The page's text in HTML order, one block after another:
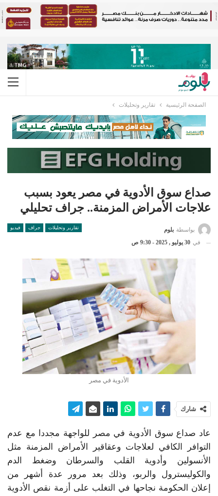
الصفحة الرئيسية تقارير وتحليلات
صداع سوق الأدوية في مصر يعود بسبب
علاجات الأمراض المزمنة.. جراف تحليلي
تقارير وتحليلات جراف فيديو بواسطة بلوم
في 30 يوليو , 2025 - 9:30 ص
الأدوية في مصر
شارك
عاد صداع سوق الأدوية في مصر للواجهة مجددا مع عدم
التوافر الكافي لعلاجات وعقاقير الأمراض المزمنة مثل
الأنسولين وأدوية القلب والسرطان وضغط الدم
والكوليسترول والربو، وذلك بعد مرور عدة أشهر من
إعلان الحكومة نجاحها في التغلب على أزمة نقص الأدوية